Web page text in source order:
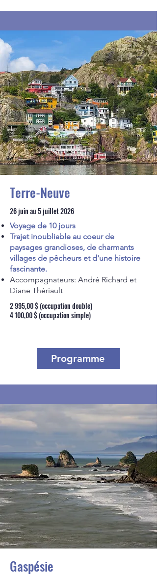
Terre-Neuve
26 juin au 5 juillet 2026
Voyage de 10 jours
Trajet inoubliable au coeur de
paysages grandioses, de charmants
villages de pêcheurs et d'une histoire
fascinante.
Accompagnateurs: André Richard et
Diane Thériault
2 995,00 $ (occupation double)
4 100,00 $ (occupation simple)
Programme
Gaspésie